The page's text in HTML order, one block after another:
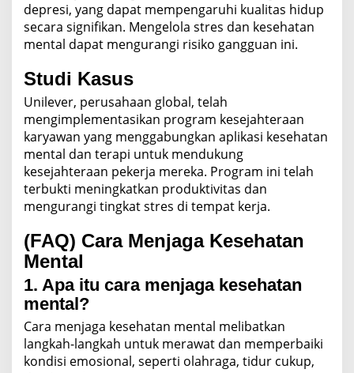
depresi, yang dapat mempengaruhi kualitas hidup
secara signifikan. Mengelola stres dan kesehatan
mental dapat mengurangi risiko gangguan ini.
Studi Kasus
Unilever, perusahaan global, telah
mengimplementasikan program kesejahteraan
karyawan yang menggabungkan aplikasi kesehatan
mental dan terapi untuk mendukung
kesejahteraan pekerja mereka. Program ini telah
terbukti meningkatkan produktivitas dan
mengurangi tingkat stres di tempat kerja.
(FAQ) Cara Menjaga Kesehatan
Mental
1. Apa itu cara menjaga kesehatan
mental?
Cara menjaga kesehatan mental melibatkan
langkah-langkah untuk merawat dan memperbaiki
kondisi emosional, seperti olahraga, tidur cukup,